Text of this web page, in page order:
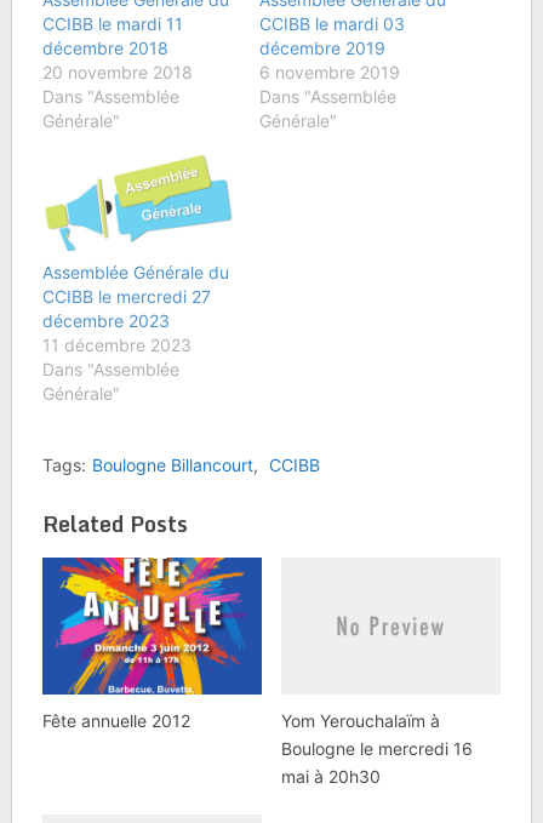
CCIBB le mardi 11
décembre 2018
20 novembre 2018
Dans "Assemblée
Générale"
CCIBB le mardi 03
décembre 2019
6 novembre 2019
Dans "Assemblée
Générale"
Assemblée Générale du
CCIBB le mercredi 27
décembre 2023
11 décembre 2023
Dans "Assemblée
Générale"
Tags: Boulogne Billancourt, CCIBB
Related Posts
Fête annuelle 2012
Yom Yerouchalaïm à
Boulogne le mercredi 16
mai à 20h30